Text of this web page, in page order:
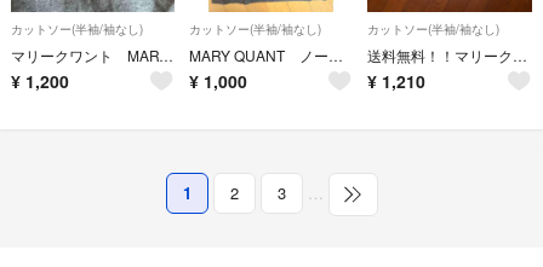
カットソー(半袖/袖なし)
マリークワント MARY QUANT マリクワ カットソー
¥ 1,200
カットソー(半袖/袖なし)
MARY QUANT ノースリーブシャツ
¥ 1,000
カットソー(半袖/袖なし)
送料無料！！マリークワントMary Quant☆フリル袖トップス♪
¥ 1,210
1 2 3 …